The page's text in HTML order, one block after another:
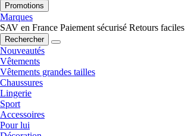
Promotions
Marques
SAV en France Paiement sécurisé Retours faciles
Rechercher
Nouveautés
Vêtements
Vêtements grandes tailles
Chaussures
Lingerie
Sport
Accessoires
Pour lui